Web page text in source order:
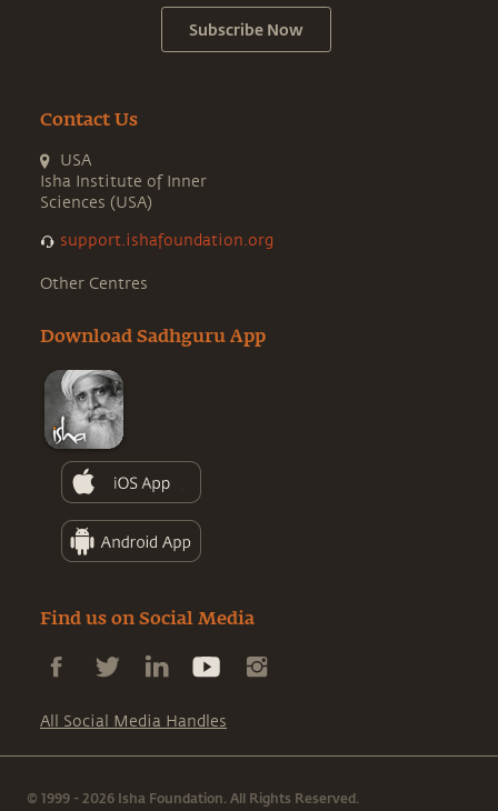
Subscribe Now
Contact Us
USA
Isha Institute of Inner
Sciences (USA)
support.ishafoundation.org
Other Centres
Download Sadhguru App
Find us on Social Media
All Social Media Handles
© 1999 - 2026 Isha Foundation. All Rights Reserved.